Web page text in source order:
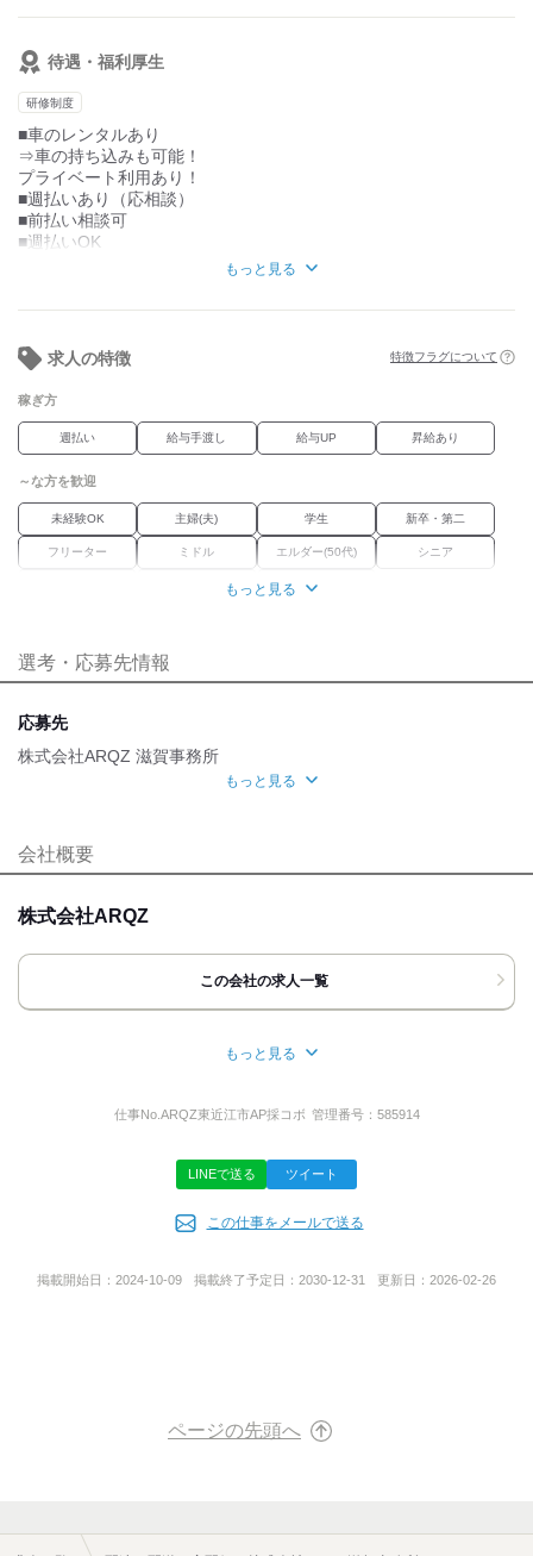
・機械の使いかた
・荷物の受け取り方
※AT限定可
【外見について】
髪型・髪色
アクセサリー類は基本自由です！
※案件によって異なりますので
詳細は面接にてご案内いたします。
待遇・福利厚生
研修制度
■車のレンタルあり
⇒車の持ち込みも可能！
プライベート利用あり！
■週払いあり（応相談）
■前払い相談可
■週払いOK
■服装自由
■髪色髪型自由
※規定あり
■ガソリン代後払い制度有り
■入社祝い品あり
※規定あり
■webで面接予約可
もっと見る
求人の特徴 特徴フラグについて
稼ぎ方
週払い 給与手渡し 給与UP 昇給あり
～な方を歓迎
未経験OK 主婦(夫) 学生 新卒・第二
フリーター ミドル エルダー(50代) シニア
ブランク
車通勤OK
研修制度
応募時のメリット
履歴書不要
もっと見る
選考・応募先情報
応募先
株式会社ARQZ 滋賀事務所
[最寄駅]
滋賀県 守山市⁄守山駅 (徒歩 15分)ほか
[住所]
橋本ビル3階
アクセス詳細を見る
【WEB でのご応募】
メールまたはショートメッセージで
面接日予約ＵＲＬをお送りいたしますので
その際「バイトルを見て」と
※顔写真はなくてもOK/オンラインの場合は不要
滋賀県守山市守山3丁目20-46
もっと見る
会社概要
株式会社ARQZ
この会社の求人一覧
京都府京都市南区吉祥院内河原町3-2 サクシード吉祥院303号室
滋賀県守山市守山3丁目20-46
サービス地域
http://arqz0604.com/
もっと見る
仕事No. ARQZ東近江市AP採コボ 管理番号： 585914
LINEで送る ツイート
この仕事をメールで送る
掲載開始日： 2024-10-09 掲載終了予定日： 2030-12-31 更新日： 2026-02-26
ページの先頭へ